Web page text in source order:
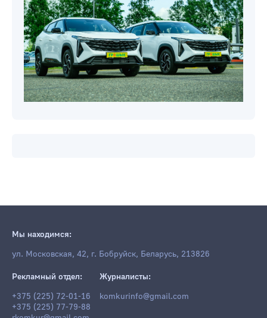
Новости компаний
Мы находимся: